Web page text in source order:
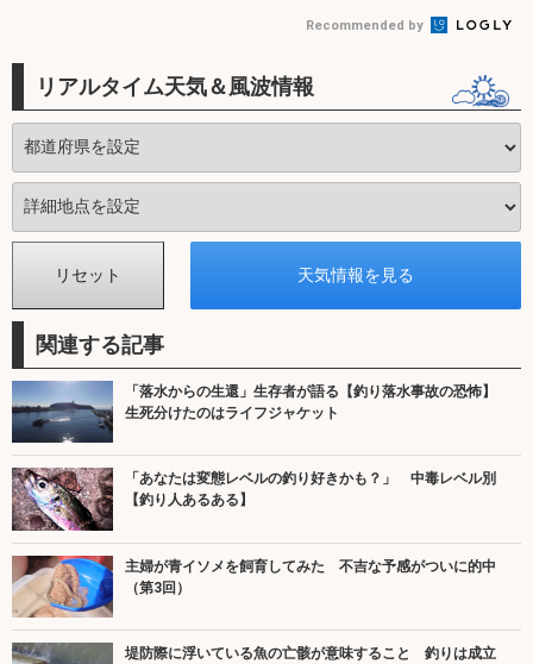
Recommended by
リアルタイム天気＆風波情報
関連する記事
「落水からの生還」生存者が語る【釣り落水事故の恐怖】
生死分けたのはライフジャケット
「あなたは変態レベルの釣り好きかも？」 中毒レベル別
【釣り人あるある】
主婦が青イソメを飼育してみた 不吉な予感がついに的中
（第3回）
堤防際に浮いている魚の亡骸が意味すること 釣りは成立